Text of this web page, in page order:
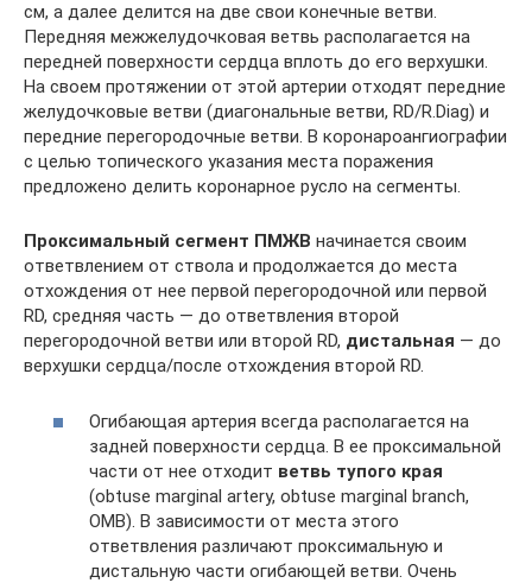
см, а далее делится на две свои конечные ветви.
Передняя межжелудочковая ветвь располагается на
передней поверхности сердца вплоть до его верхушки.
На своем протяжении от этой артерии отходят передние
желудочковые ветви (диагональные ветви, RD/R.Diag) и
передние перегородочные ветви. В коронароангиографии
с целью топического указания места поражения
предложено делить коронарное русло на сегменты.
Проксимальный сегмент ПМЖВ начинается своим
ответвлением от ствола и продолжается до места
отхождения от нее первой перегородочной или первой
RD, средняя часть — до ответвления второй
перегородочной ветви или второй RD, дистальная — до
верхушки сердца/после отхождения второй RD.
Огибающая артерия всегда располагается на
задней поверхности сердца. В ее проксимальной
части от нее отходит ветвь тупого края
(obtuse marginal artery, obtuse marginal branch,
OMB). В зависимости от места этого
ответвления различают проксимальную и
дистальную части огибающей ветви. Очень